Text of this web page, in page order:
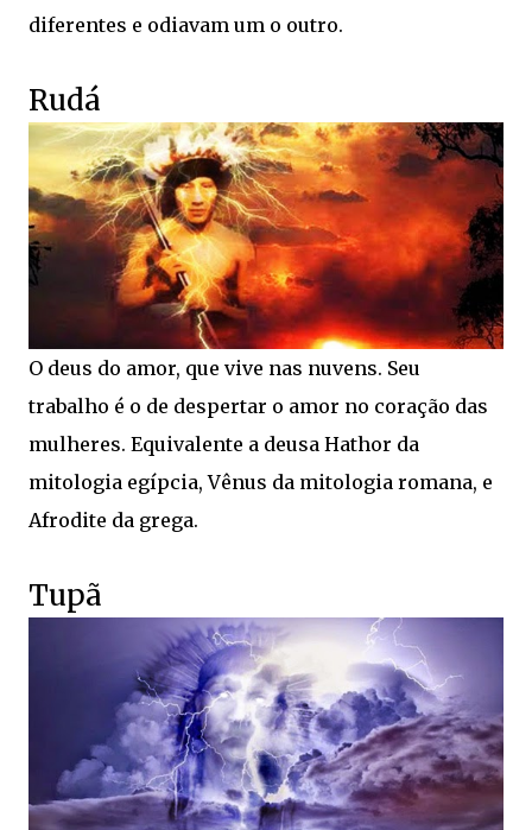
diferentes e odiavam um o outro.
Rudá
O deus do amor, que vive nas nuvens. Seu
trabalho é o de despertar o amor no coração das
mulheres. Equivalente a deusa Hathor da
mitologia egípcia, Vênus da mitologia romana, e
Afrodite da grega.
Tupã